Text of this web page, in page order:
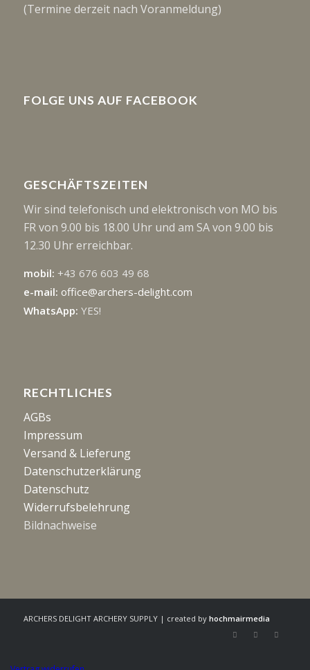
(Termine derzeit nach Voranmeldung)
FOLGE UNS AUF FACEBOOK
GESCHÄFTSZEITEN
Wir sind telefonisch und elektronisch von MO bis
FR von 9.00 bis 18.00 Uhr und am SA von 9.00 bis
12.30 Uhr erreichbar.
mobil: +43 676 603 49 68
e-mail: office@archers-delight.com
WhatsApp: YES!
RECHTLICHES
AGBs
Impressum
Versand & Lieferung
Datenschutzerklärung
Datenschutz
Widerrufsbelehrung
Bildnachweise
ARCHERS DELIGHT ARCHERY SUPPLY | created by hochmairmedia